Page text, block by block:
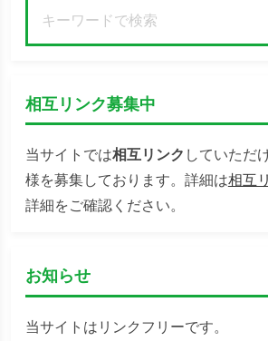
相互リンク募集中
当サイトでは相互リンク していただ
様を募集しております。詳細は相互
詳細をご確認ください。
お知らせ
当サイトはリンクフリーです。